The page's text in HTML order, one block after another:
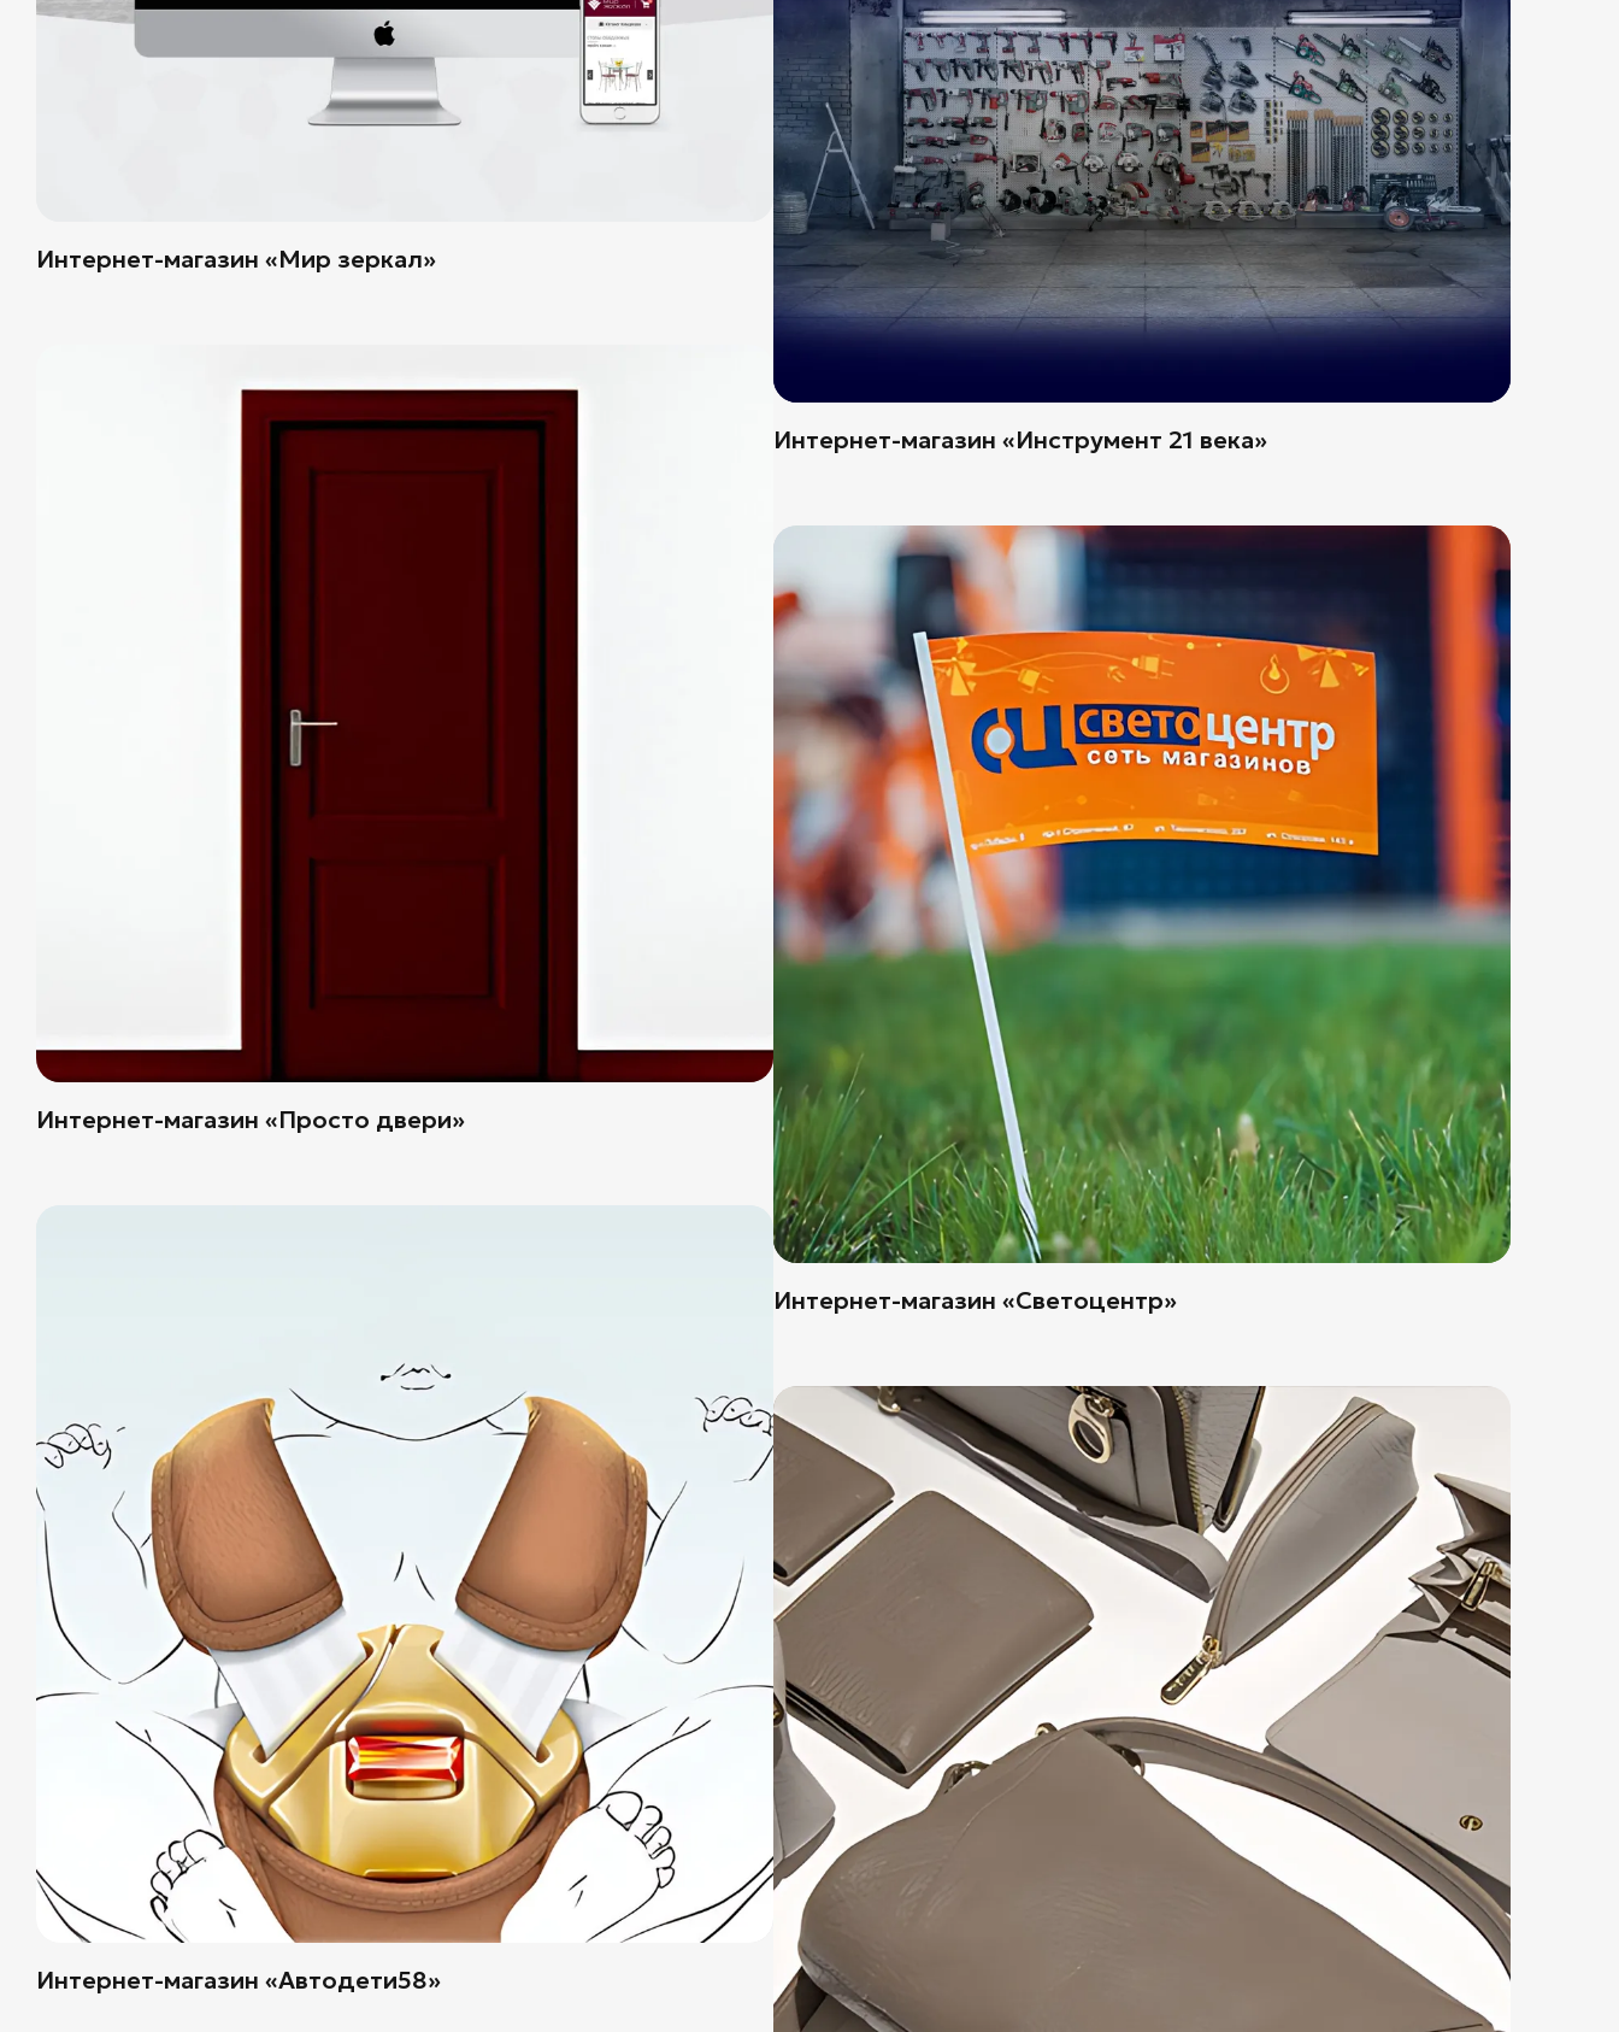
Интернет-магазин «Мир зеркал»
Интернет-магазин «Инструмент 21 века»
Интернет-магазин «Просто двери»
Интернет-магазин «Светоцентр»
Интернет-магазин «Автодети58»